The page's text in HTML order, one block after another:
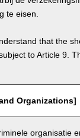
te eisen.
that the
to Article 9.
Organizations]
organisatie